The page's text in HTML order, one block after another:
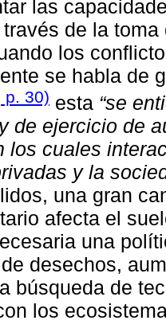
las
de la
los
se habla de
p. 30) esta “se
de ejercicio de
los cuales
y la
una gran
afecta el
una
desechos,
búsqueda de
los